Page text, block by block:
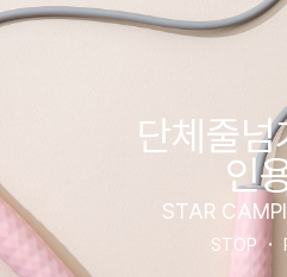
단체줄
인
STAR
STOP